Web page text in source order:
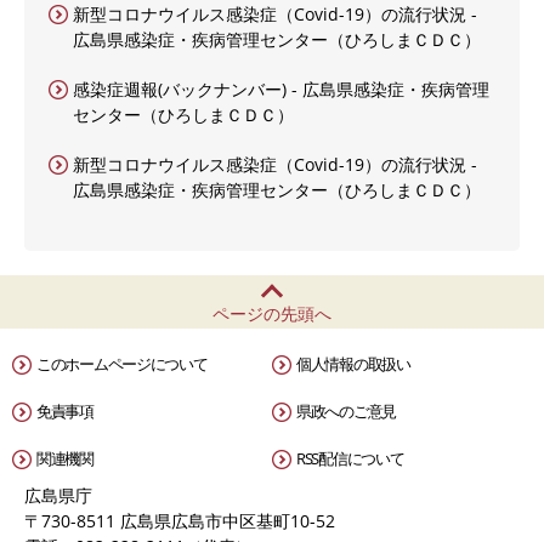
新型コロナウイルス感染症（Covid-19）の流行状況 -
広島県感染症・疾病管理センター（ひろしまＣＤＣ）
感染症週報(バックナンバー) - 広島県感染症・疾病管理
センター（ひろしまＣＤＣ）
新型コロナウイルス感染症（Covid-19）の流行状況 -
広島県感染症・疾病管理センター（ひろしまＣＤＣ）
ページの先頭へ
このホームページについて 個人情報の取扱い
免責事項 県政へのご意見
関連機関 RSS配信について
広島県庁
〒730-8511 広島県広島市中区基町10-52